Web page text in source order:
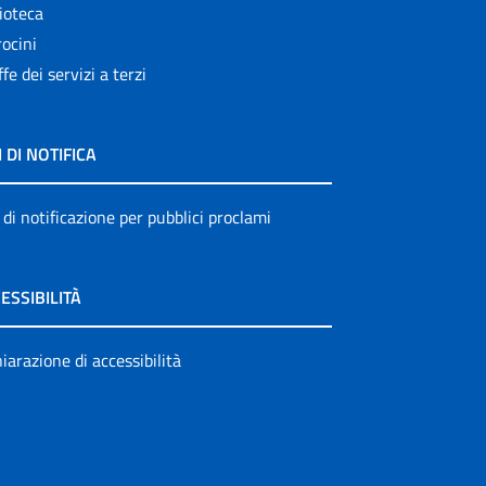
dei servizi a terzi
DI NOTIFICA
notificazione per pubblici proclami
di accessibilità